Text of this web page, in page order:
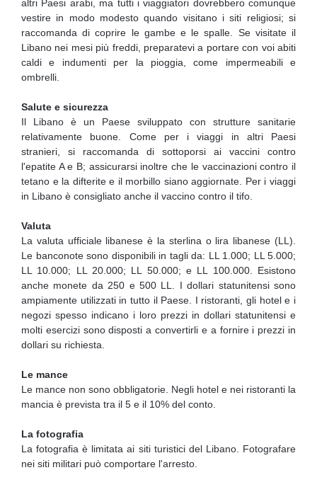
altri Paesi arabi, ma tutti i viaggiatori dovrebbero comunque
vestire in modo modesto quando visitano i siti religiosi; si
raccomanda di coprire le gambe e le spalle. Se visitate il
Libano nei mesi più freddi, preparatevi a portare con voi abiti
caldi e indumenti per la pioggia, come impermeabili e
ombrelli.
Salute e sicurezza
Il Libano è un Paese sviluppato con strutture sanitarie
relativamente buone. Come per i viaggi in altri Paesi
stranieri, si raccomanda di sottoporsi ai vaccini contro
l'epatite A e B; assicurarsi inoltre che le vaccinazioni contro il
tetano e la difterite e il morbillo siano aggiornate. Per i viaggi
in Libano è consigliato anche il vaccino contro il tifo.
Valuta
La valuta ufficiale libanese è la sterlina o lira libanese (LL).
Le banconote sono disponibili in tagli da: LL 1.000; LL 5.000;
LL 10.000; LL 20.000; LL 50.000; e LL 100.000. Esistono
anche monete da 250 e 500 LL. I dollari statunitensi sono
ampiamente utilizzati in tutto il Paese. I ristoranti, gli hotel e i
negozi spesso indicano i loro prezzi in dollari statunitensi e
molti esercizi sono disposti a convertirli e a fornire i prezzi in
dollari su richiesta.
Le mance
Le mance non sono obbligatorie. Negli hotel e nei ristoranti la
mancia è prevista tra il 5 e il 10% del conto.
La fotografia
La fotografia è limitata ai siti turistici del Libano. Fotografare
nei siti militari può comportare l'arresto.